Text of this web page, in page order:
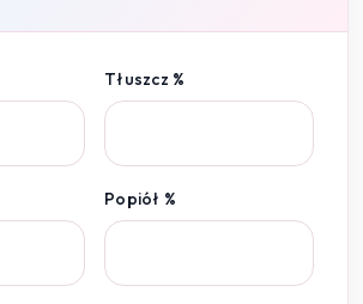
Tłuszcz %
Popiół %